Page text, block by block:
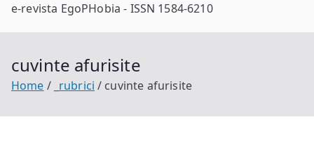
e-revista EgoPHobia - ISSN 1584-6210
cuvinte afurisite
Home _rubrici cuvinte afurisite